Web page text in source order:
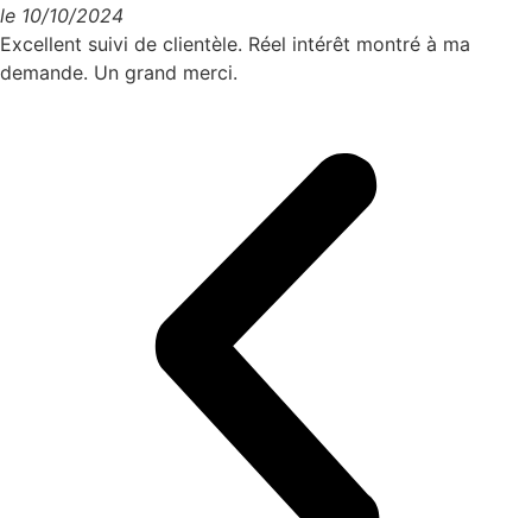
le 10/10/2024
Excellent suivi de clientèle. Réel intérêt montré à ma
demande. Un grand merci.